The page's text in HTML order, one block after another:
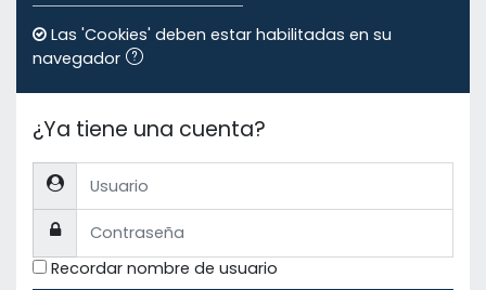
Las 'Cookies' deben estar habilitadas en su
navegador
¿Ya tiene una cuenta?
Usuario
Contraseña
Recordar nombre de usuario